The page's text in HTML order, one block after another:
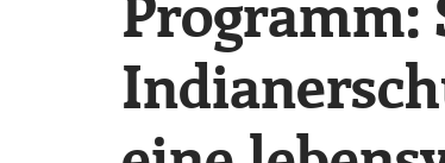
Programm: